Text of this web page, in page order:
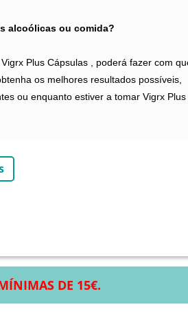
alcoólicas ou comida?
Plus Cápsulas , poderá fazer com
os melhores resultados possíveis,
ou enquanto estiver a tomar Vigrx Plus
DE 15€.